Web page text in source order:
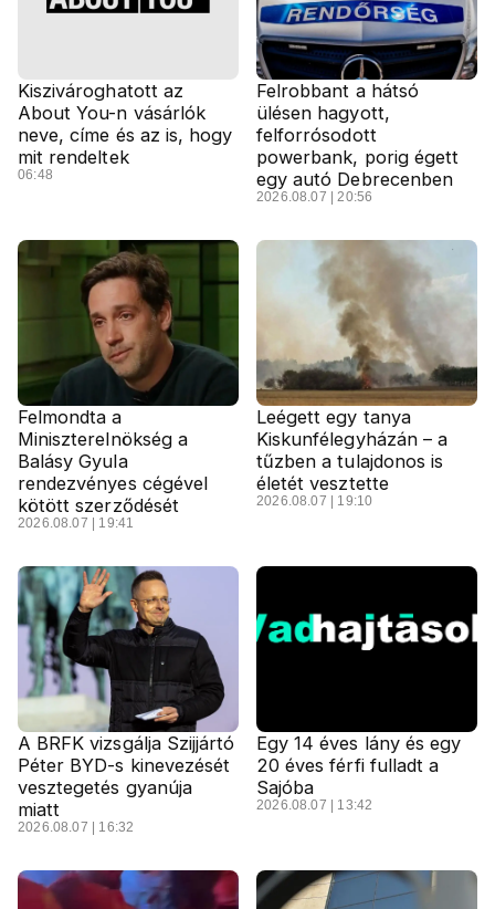
Kiszivároghatott az
About You-n vásárlók
neve, címe és az is, hogy
mit rendeltek
06:48
Felrobbant a hátsó
ülésen hagyott,
felforrósodott
powerbank, porig égett
egy autó Debrecenben
2026.08.07 | 20:56
Felmondta a
Miniszterelnökség a
Balásy Gyula
rendezvényes cégével
kötött szerződését
2026.08.07 | 19:41
Leégett egy tanya
Kiskunfélegyházán – a
tűzben a tulajdonos is
életét vesztette
2026.08.07 | 19:10
A BRFK vizsgálja Szijjártó
Péter BYD-s kinevezését
vesztegetés gyanúja
miatt
2026.08.07 | 16:32
Egy 14 éves lány és egy
20 éves férfi fulladt a
Sajóba
2026.08.07 | 13:42